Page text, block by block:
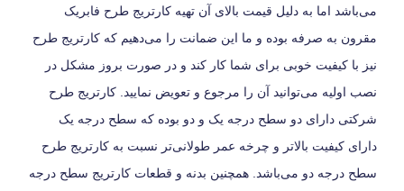
می‌باشد اما به دلیل قیمت بالای آن تهیه کارتریج طرح فابریک
مقرون به صرفه بوده و ما این ضمانت را می‌دهیم که کارتریج طرح
نیز با کیفیت خوبی برای شما کار کند و در صورت بروز مشکل در
نصب اولیه می‌توانید آن را مرجوع و تعویض نمایید. کارتریج طرح
شرکتی دارای دو سطح درجه یک و دو بوده که سطح درجه یک
دارای کیفیت بالاتر و چرخه عمر طولانی‌تر نسبت به کارتریج طرح
سطح درجه دو می‌باشد. همچنین بدنه و قطعات کارتریج سطح درجه